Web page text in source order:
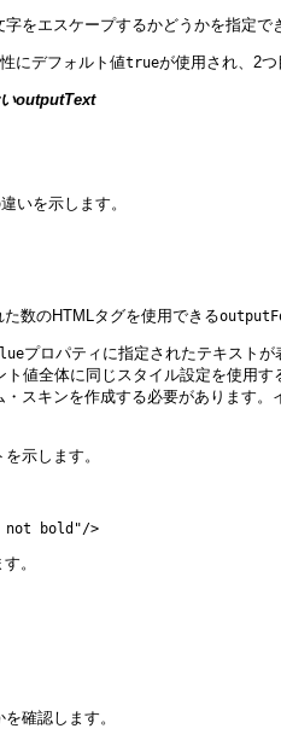
をエスケープするかどうかを指定で
にデフォルト値trueが使用され、2
outputText
いを示します。
数のHTMLタグを使用できる
プロパティに指定されたテキスト
値全体に同じスタイル設定を使用
スキンを作成する必要があります
示します。
。
確認します。